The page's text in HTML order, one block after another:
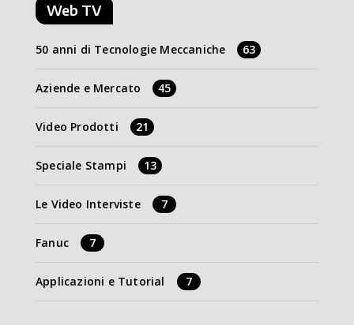
Web TV
50 anni di Tecnologie Meccaniche 63
Aziende e Mercato 45
Video Prodotti 21
Speciale Stampi 13
Le Video Interviste 7
Fanuc 7
Applicazioni e Tutorial 7